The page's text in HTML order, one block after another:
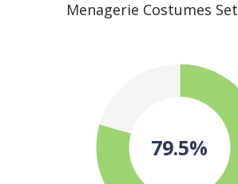
Menagerie Costumes Set
79.5%